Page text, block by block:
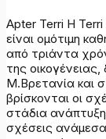
Apter Terri Η
είναι ομότιμη
από τριάντα
της
Μ.Βρετανία και
βρίσκονται οι
στάδια
σχέσεις ανάμεσα